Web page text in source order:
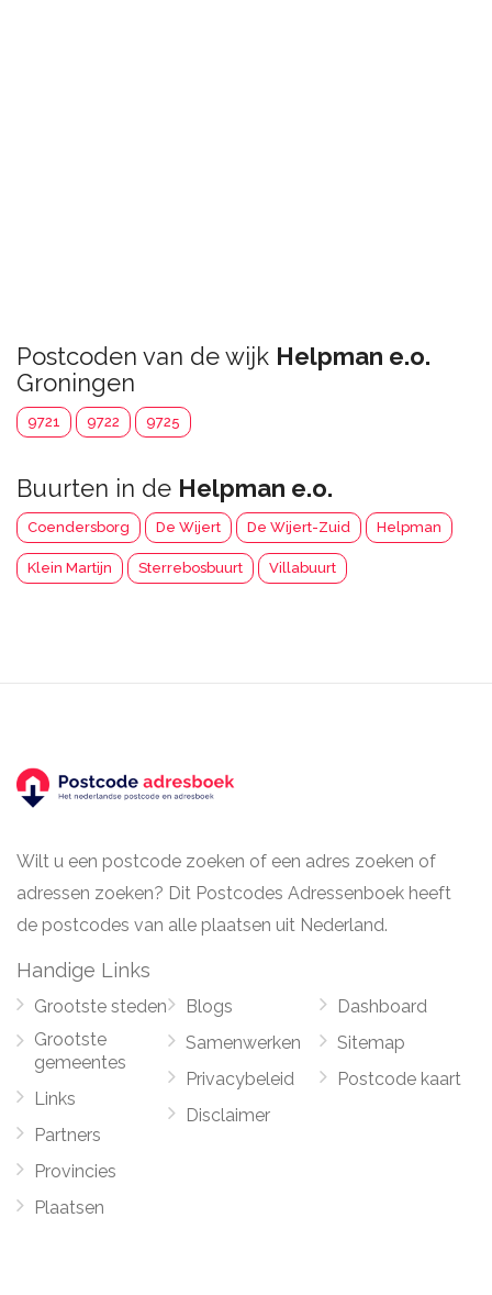
Postcoden van de wijk Helpman e.o.
Groningen
9721 9722 9725
Buurten in de Helpman e.o.
Coendersborg De Wijert De Wijert-Zuid Helpman
Klein Martijn Sterrebosbuurt Villabuurt
Wilt u een postcode zoeken of een adres zoeken of
adressen zoeken? Dit Postcodes Adressenboek heeft
de postcodes van alle plaatsen uit Nederland.
Handige Links
Grootste steden
Grootste
gemeentes
Links
Partners
Provincies
Plaatsen
Blogs
Samenwerken
Privacybeleid
Disclaimer
Dashboard
Sitemap
Postcode kaart